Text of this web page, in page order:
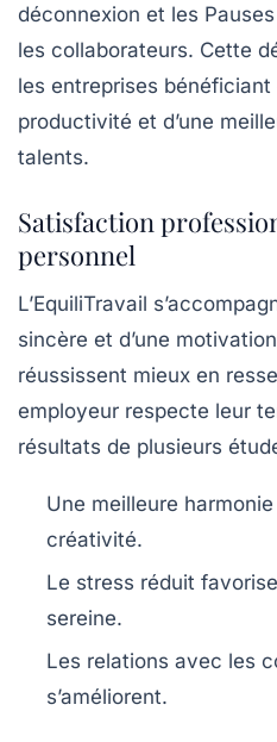
déconnexion et les
les collaborateurs. Cette
les entreprises bénéficiant
productivité et d’une
talents.
Satisfaction
personnel
L’EquiliTravail
sincère et d’une
réussissent mieux en
employeur respecte leur
résultats de plusieurs
Une meilleure
créativité.
Le stress réduit
sereine.
Les relations avec les
s’améliorent.